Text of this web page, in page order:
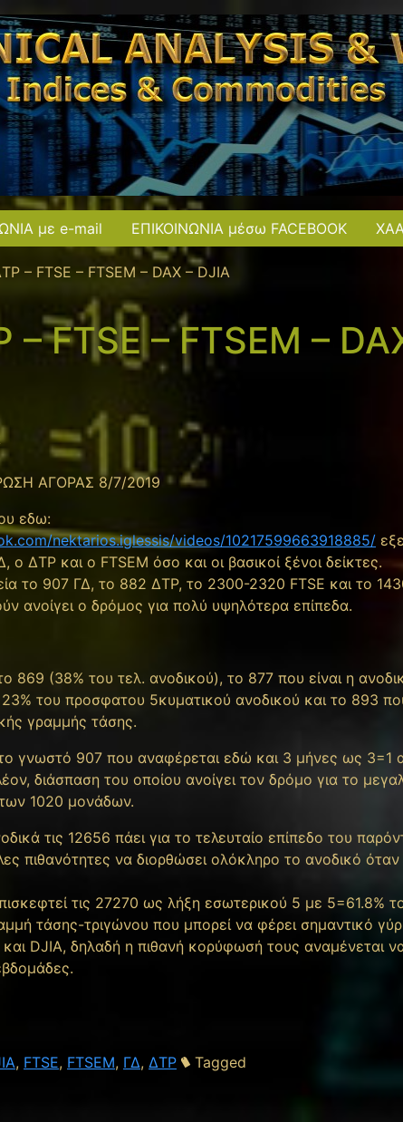
με e-mail ΕΠΙΚΟΙΝΩΝΙΑ μέσω FACEBOOK
– FTSE – FTSEM – DAX – DJIA
FTSE – FTSEM –
ΑΓΟΡΑΣ 8/7/2019
εδω:
nektarios.iglessis/videos/10217599663918885/
ο ΔΤΡ και ο FTSEM όσο και οι βασικοί ξένοι δείκτες.
το 907 ΓΔ, το 882 ΔΤΡ, το 2300-2320 FTSE και το
ανοίγει ο δρόμος για πολύ υψηλότερα επίπεδα.
869 (38% του τελ. ανοδικού), το 877 που είναι η
του προσφατου 5κυματικού ανοδικού και το 893
γραμμής τάσης.
γνωστό 907 που αναφέρεται εδώ και 3 μήνες ως 3=1
διάσπαση του οποίου ανοίγει τον δρόμο για το
των 1020 μονάδων.
τις 12656 πάει για το τελευταίο επίπεδο του
πιθανότητες να διορθώσει ολόκληρο το ανοδικό όταν
τις 27270 ως λήξη εσωτερικού 5 με 5=61.8%
τάσης-τριγώνου που μπορεί να φέρει σημαντικό
και DJIA, δηλαδή η πιθανή κορύφωσή τους αναμένεται
, FTSE, FTSEM, ΓΔ, ΔΤΡ Tagged